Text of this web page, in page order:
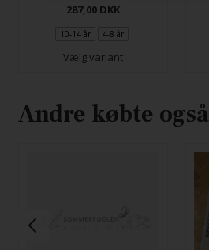
287,00 DKK
10-14 år 4-8 år
Vælg variant
Andre købte også